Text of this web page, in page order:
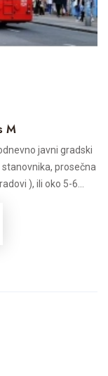
M
javni gradski
prosečna
), ili oko 5-6...